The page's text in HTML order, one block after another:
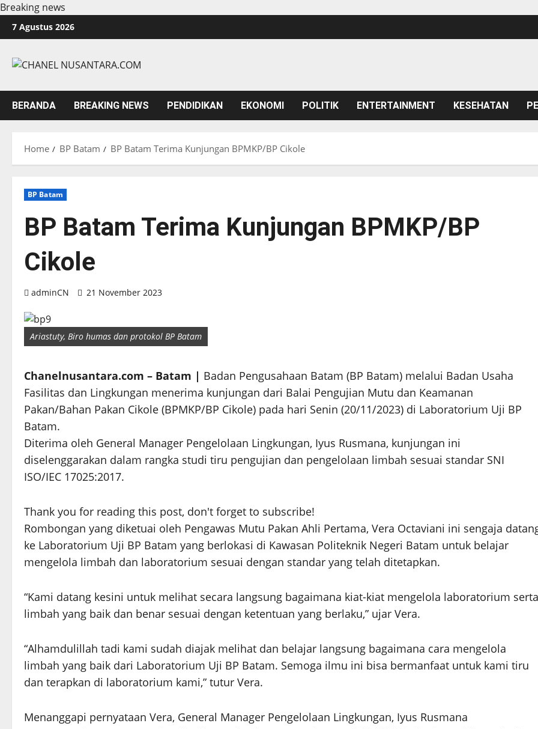
Breaking news
Skip
to
7 Agustus 2026
BERANDA BREAKING NEWS PENDIDIKAN EKONOMI POLITIK ENTERTAINMENT KESEHATAN
Home BP Batam BP Batam Terima Kunjungan BPMKP/BP Cikole
BP Batam
BP Batam Terima Kunjungan BPMKP/BP
Cikole
adminCN 21 November 2023
Ariastuty, Biro humas dan protokol BP Batam
Chanelnusantara.com – Batam | Badan Pengusahaan Batam (BP Batam) melalui Badan Usaha
Fasilitas dan Lingkungan menerima kunjungan dari Balai Pengujian Mutu dan Keamanan
Pakan/Bahan Pakan Cikole (BPMKP/BP Cikole) pada hari Senin (20/11/2023) di Laboratorium Uji BP
Batam.
Diterima oleh General Manager Pengelolaan Lingkungan, Iyus Rusmana, kunjungan ini
diselenggarakan dalam rangka studi tiru pengujian dan pengelolaan limbah sesuai standar SNI
ISO/IEC 17025:2017.
Thank you for reading this post, don't forget to subscribe!
Rombongan yang diketuai oleh Pengawas Mutu Pakan Ahli Pertama, Vera Octaviani ini sengaja
ke Laboratorium Uji BP Batam yang berlokasi di Kawasan Politeknik Negeri Batam untuk belajar
mengelola limbah dan laboratorium sesuai dengan standar yang telah ditetapkan.
“Kami datang kesini untuk melihat secara langsung bagaimana kiat-kiat mengelola laboratorium serta
limbah yang baik dan benar sesuai dengan ketentuan yang berlaku,” ujar Vera.
“Alhamdulillah tadi kami sudah diajak melihat dan belajar langsung bagaimana cara mengelola
limbah yang baik dari Laboratorium Uji BP Batam. Semoga ilmu ini bisa bermanfaat untuk kami tiru
dan terapkan di laboratorium kami,” tutur Vera.
Menanggapi pernyataan Vera, General Manager Pengelolaan Lingkungan, Iyus Rusmana